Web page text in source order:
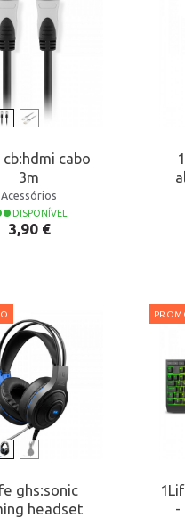
cb:hdmi cabo
3m
Acessórios
DISPONÍVEL
Preço
3,90 €
ghs:sonic
headset
-